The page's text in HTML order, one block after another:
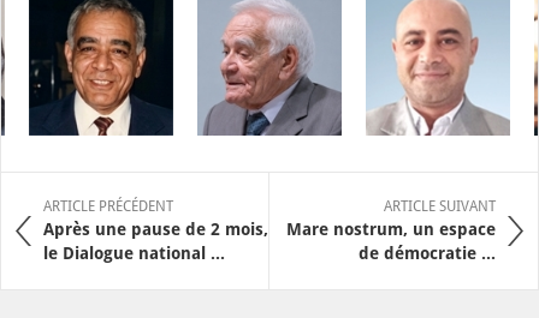
ARTICLE PRÉCÉDENT
Après une pause de 2 mois,
le Dialogue national ...
ARTICLE SUIVANT
Mare nostrum, un espace
de démocratie ...